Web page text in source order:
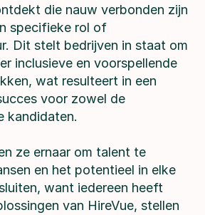
die nauw verbonden zijn
specifieke rol of
Dit stelt bedrijven in staat om
inclusieve en voorspellende
wat resulteert in een
voor zowel de
kandidaten.
ze ernaar om talent te
en het potentieel in elke
want iedereen heeft
van HireVue, stellen